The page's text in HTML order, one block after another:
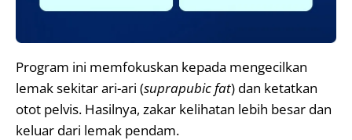
Program ini memfokuskan kepada mengecilkan
lemak sekitar ari-ari (suprapubic fat) dan ketatkan
otot pelvis. Hasilnya, zakar kelihatan lebih besar dan
keluar dari lemak pendam.